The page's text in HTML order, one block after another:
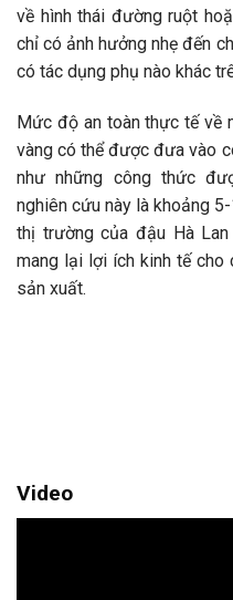
về hình thái đường ruột
chỉ có ảnh hưởng nhẹ đến
có tác dụng phụ nào khác
Mức độ an toàn thực tế về
vàng có thể được đưa vào
như những công thức
nghiên cứu này là khoảng
thị trường của đậu Hà
mang lại lợi ích kinh tế cho
sản xuất.
Video